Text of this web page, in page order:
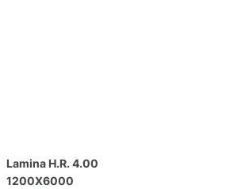
Lamina H.R. 4.00
1200X6000